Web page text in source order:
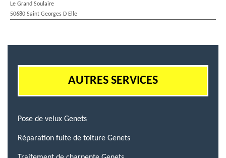
Le Grand Soulaire
50680 Saint Georges D Elle
AUTRES SERVICES
Pose de velux Genets
Réparation fuite de toiture Genets